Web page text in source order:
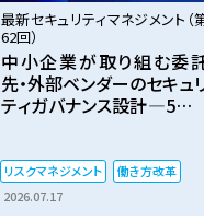
最新セキュリティマネジメント（
62回）
中小企業が取り組む委
先・外部ベンダーのセキュ
ティガバナンス設計―5つの
リスクマネジメント
働き方改革
2026.07.17